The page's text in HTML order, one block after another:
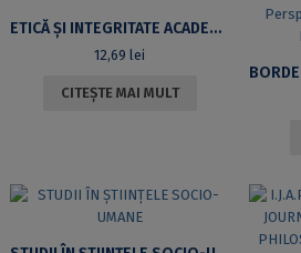
ETICĂ ŞI INTEGRITATE ACADEMICĂ
12,69lei
CITEȘTE MAI MULT